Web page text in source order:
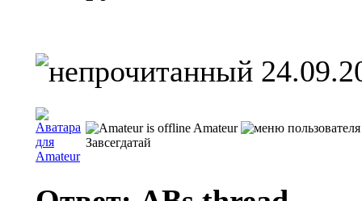
Amateur
Завсегдатай